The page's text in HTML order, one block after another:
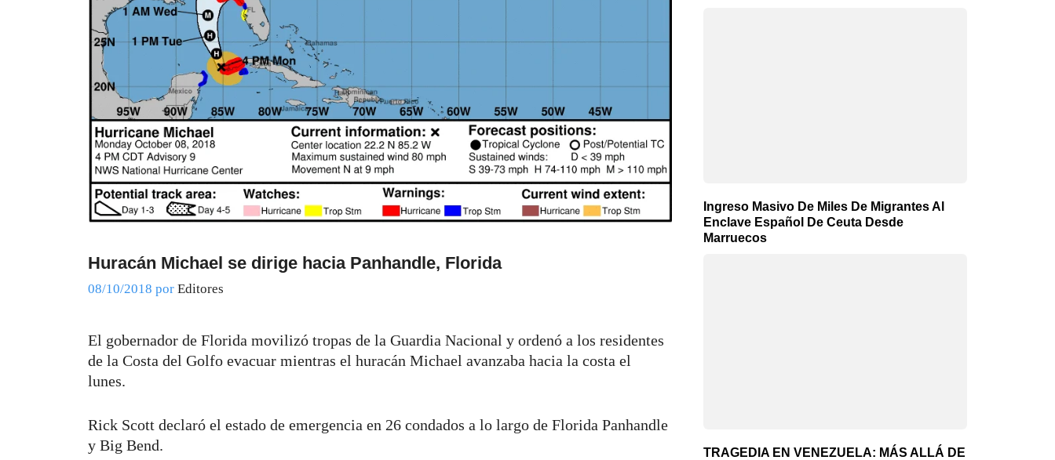
Huracán Michael se dirige hacia Panhandle, Florida
08/10/2018 por Editores
El gobernador de Florida movilizó tropas de la Guardia Nacional y ordenó a los residentes
de la Costa del Golfo evacuar mientras el huracán Michael avanzaba hacia la costa el
lunes.
Rick Scott declaró el estado de emergencia en 26 condados a lo largo de Florida Panhandle
y Big Bend.
Ingreso Masivo De Miles De Migrantes Al
Enclave Español De Ceuta Desde
Marruecos
TRAGEDIA EN VENEZUELA: MÁS ALLÁ DE